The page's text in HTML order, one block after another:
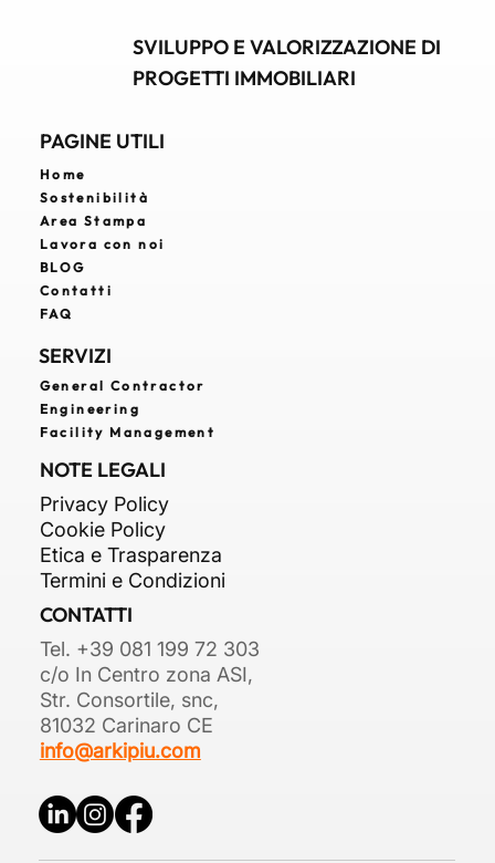
Real Estate Developer: chi è, cosa fa e
perché è strategico nello sviluppo
immobiliare
SVILUPPO E VALORIZZAZIONE DI
PROGETTI IMMOBILIARI
PAGINE UTILI
Home
Sostenibilità
Area Stampa
Lavora con noi
BLOG
Contatti
FAQ
SERVIZI
General Contractor
Engineering
Facility Management
NOTE LEGALI
Privacy Policy
Cookie Policy
Etica e Trasparenza
Termini e Condizioni
CONTATTI
Tel. +39 081 199 72 303
c/o In Centro zona ASI,
Str. Consortile, snc,
81032 Carinaro CE
info@arkipiu.com